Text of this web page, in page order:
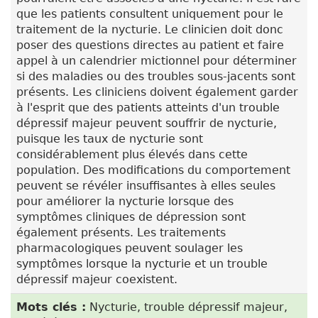
que les patients consultent uniquement pour le
traitement de la nycturie. Le clinicien doit donc
poser des questions directes au patient et faire
appel à un calendrier mictionnel pour déterminer
si des maladies ou des troubles sous-jacents sont
présents. Les cliniciens doivent également garder
à l'esprit que des patients atteints d'un trouble
dépressif majeur peuvent souffrir de nycturie,
puisque les taux de nycturie sont
considérablement plus élevés dans cette
population. Des modifications du comportement
peuvent se révéler insuffisantes à elles seules
pour améliorer la nycturie lorsque des
symptômes cliniques de dépression sont
également présents. Les traitements
pharmacologiques peuvent soulager les
symptômes lorsque la nycturie et un trouble
dépressif majeur coexistent.
Mots clés : Nycturie, trouble dépressif majeur,